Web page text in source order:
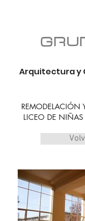
Arquitectura y
REMODELACIÓN
LICEO DE